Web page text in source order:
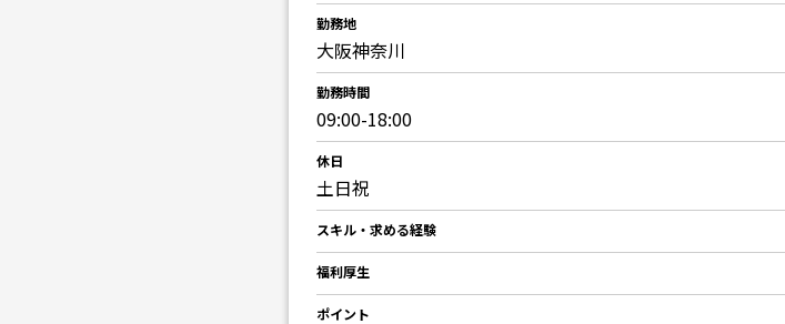
勤務地
大阪神奈川
勤務時間
09:00-18:00
休日
土日祝
スキル・求める経験
福利厚生
ポイント